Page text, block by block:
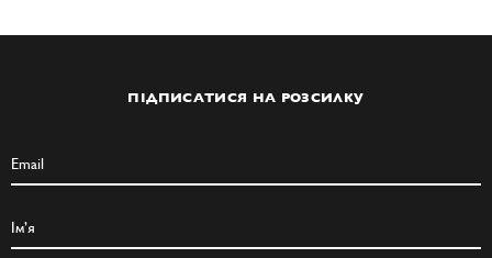
ПІДПИСАТИСЯ НА РОЗСИЛКУ